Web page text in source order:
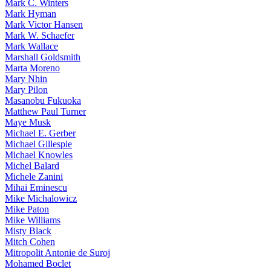
Mark C. Winters
Mark Hyman
Mark Victor Hansen
Mark W. Schaefer
Mark Wallace
Marshall Goldsmith
Marta Moreno
Mary Nhin
Mary Pilon
Masanobu Fukuoka
Matthew Paul Turner
Maye Musk
Michael E. Gerber
Michael Gillespie
Michael Knowles
Michel Balard
Michele Zanini
Mihai Eminescu
Mike Michalowicz
Mike Paton
Mike Williams
Misty Black
Mitch Cohen
Mitropolit Antonie de Suroj
Mohamed Boclet